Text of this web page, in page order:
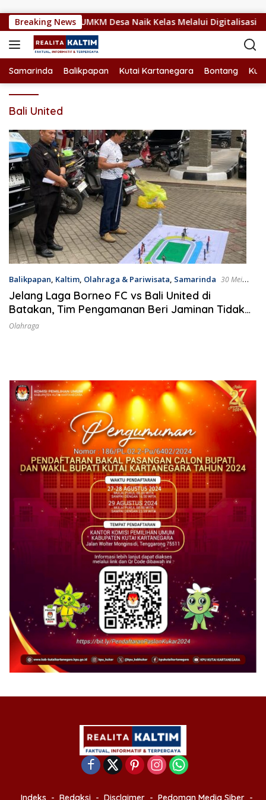
Breaking News
Dorong UMKM Desa Naik Kelas Melalui Digitalisasi
Samarinda Balikpapan Kutai Kartanegara Bontang
Bali United
Balikpapan, Kaltim, Olahraga & Pariwisata, Samarinda 30 Mei
2024
Jelang Laga Borneo FC vs Bali United di
Batakan, Tim Pengamanan Beri Jaminan Tidak
Ada Insiden Asap Flare dan Kembang Api
Olahraga
Indeks Redaksi Disclaimer Pedoman Media Siber